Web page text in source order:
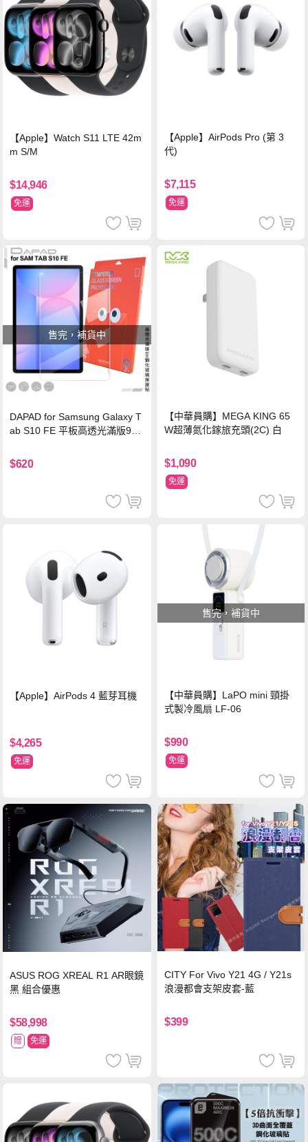
【Apple】Watch S11 LTE 42m
m S/M
$14,946
免運
【Apple】AirPods Pro (第 3
代)
$7,115
免運
售完，補貨中
DAPAD for Samsung Galaxy T
ab S10 FE 平板高透光滿版9H
$620
【中華員購】MEGA KING 65
W超薄氮化鎵旅充頭(2C) 白
$1,090
免運
【Apple】AirPods 4 藍芽耳機
$4,265
免運
售完，補貨中
【中華員購】LaPO mini 頸掛
式製冷風扇 LF-06
$990
免運
ASUS ROG XREAL R1 AR眼鏡
黑 組合優惠
$58,998
贈 免運
CITY For Vivo Y21 4G / Y21s
浪漫都會支架皮套-藍
$399